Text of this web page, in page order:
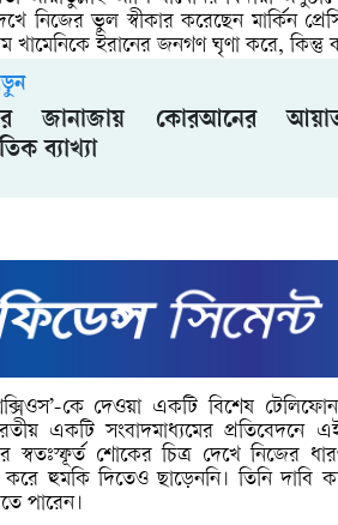
ভুল স্বীকার করেছেন মার্কিন
খামেনিকে ইরানের জনগণ ঘৃণা করে, কিন্তু
জানাজায় কোরআনের
ব্যাখ্যা
কে দেওয়া একটি বিশেষ
একটি সংবাদমাধ্যমের প্রতিবেদনে
শোকের চিত্র দেখে নিজের
হুমকি দিতেও ছাড়েননি। তিনি দাবি
পারেন।